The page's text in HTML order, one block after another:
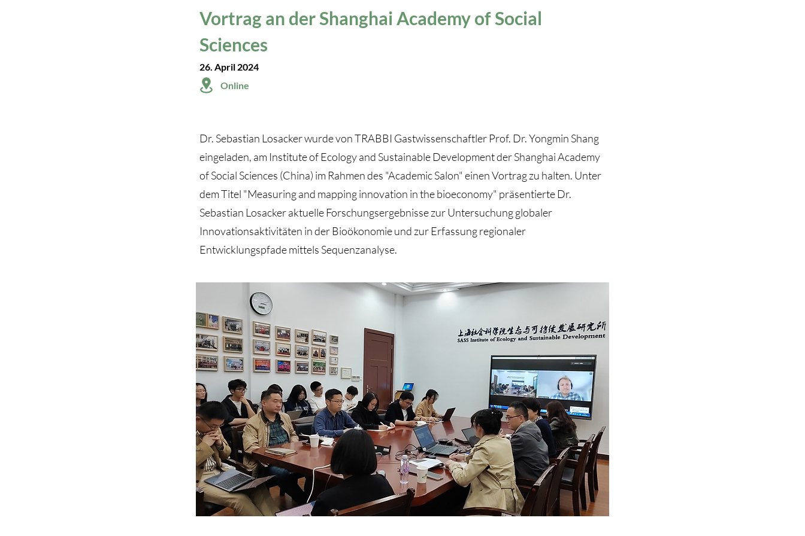
Vortrag an der Shanghai Academy of Social
Sciences
26. April 2024​​
Online
Dr. Sebastian Losacker wurde von TRABBI Gastwissenschaftler Prof. Dr. Yongmin Shang
eingeladen, am Institute of Ecology and Sustainable Development der Shanghai Academy
of Social Sciences (China) im Rahmen des "Academic Salon" einen Vortrag zu halten. Unter
dem Titel "Measuring and mapping innovation in the bioeconomy" präsentierte Dr.
Sebastian Losacker aktuelle Forschungsergebnisse zur Untersuchung globaler
Innovationsaktivitäten in der Bioökonomie und zur Erfassung regionaler
Entwicklungspfade mittels Sequenzanalyse.